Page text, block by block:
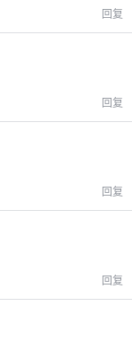
回复
回复
回复
回复